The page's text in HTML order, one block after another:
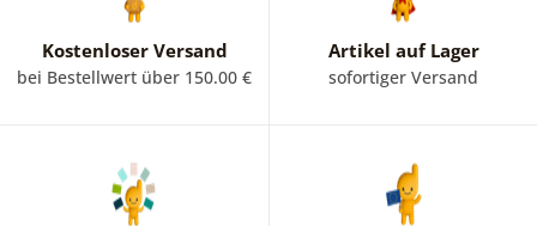
Kostenloser Versand
bei Bestellwert über 150.00 €
Artikel auf Lager
sofortiger Versand